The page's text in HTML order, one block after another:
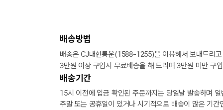
배송방법
배송은 CJ대한통운(1588-1255)을 이용해서 보내드리
3만원 이상 구입시 무료배송을 해 드리며 3만원 미만 구
배송기간
15시 이전에 입금 확인된 주문까지는 당일날 발송하며
주말 또는 공휴일이 있거나 시기적으로 배송이 많은 기